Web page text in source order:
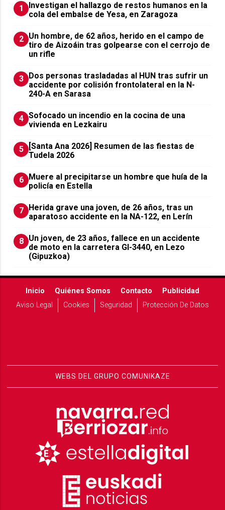
1
Investigan el hallazgo de restos humanos en la
cola del embalse de Yesa, en Zaragoza
2 Un hombre, de 62 años, herido en el campo de
tiro de Aizoáin tras golpearse con el cerrojo de
un rifle
3
​Dos personas trasladadas al HUN tras sufrir un
accidente por colisión frontolateral en la N-
240-A en Sarasa
4 Sofocado un incendio en la cocina de una
vivienda en Lezkairu
5
[Santa Ana 2026] Resumen de las fiestas de
Tudela 2026
6
Muere al precipitarse un hombre que huía de la
policía en Estella
7
Herida grave una joven, de 26 años, tras un
aparatoso accidente en la NA-122, en Lerín
8 Un joven, de 23 años, fallece en un accidente
de moto en la carretera GI-3440, en Lezo
(Gipuzkoa)
Inicio Quiénes Somos Contacto
Publicidad
Aviso Legal
Cookies Seguridad Protección De Datos
WEBS DEL GRUPO COMUNIKAZE